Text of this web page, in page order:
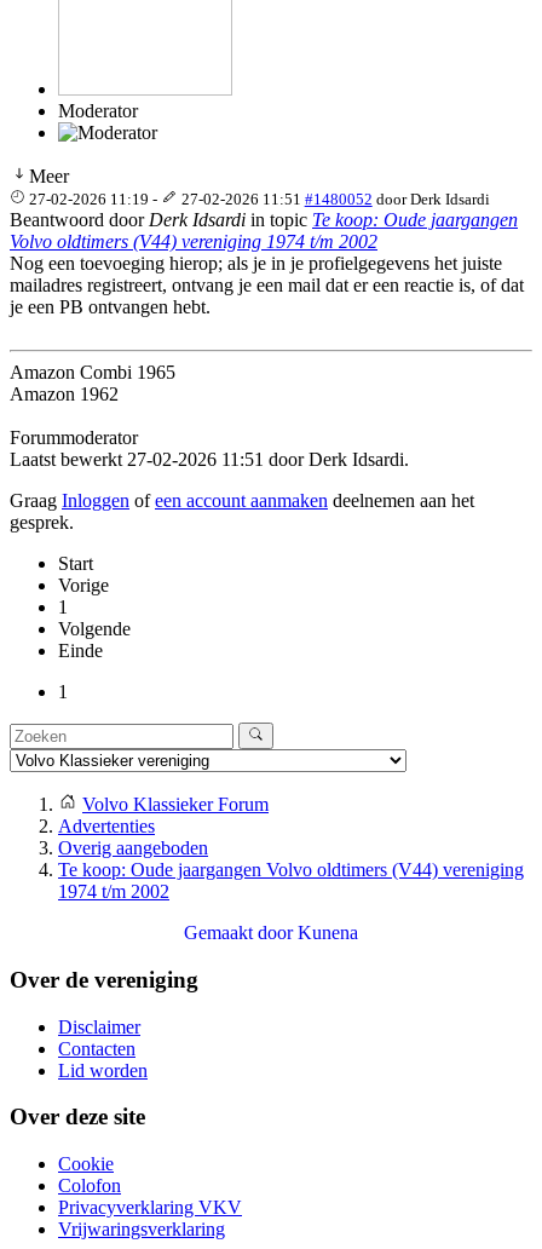
Moderator
Meer
27-02-2026 11:19 - 27-02-2026 11:51 #1480052 doorDerk Idsardi
Beantwoord door Derk Idsardi in topic Te koop: Oude jaargangen
Volvo oldtimers (V44) vereniging 1974 t/m 2002
Nog een toevoeging hierop; als je in je profielgegevens het juiste
mailadres registreert, ontvang je een mail dat er een reactie is, of dat
je een PB ontvangen hebt.
Amazon Combi 1965
Amazon 1962
Forummoderator
Laatst bewerkt 27-02-2026 11:51 doorDerk Idsardi.
Graag Inloggen ofeen account aanmaken deelnemen aan het
gesprek.
Start
Vorige
1
Volgende
Einde
1
Volvo Klassieker Forum
Advertenties
Overig aangeboden
Te koop: Oude jaargangen Volvo oldtimers (V44) vereniging
1974 t/m 2002
Gemaakt doorKunena
Over de vereniging
Disclaimer
Contacten
Lid worden
Over deze site
Cookie
Colofon
Privacyverklaring VKV
Vrijwaringsverklaring